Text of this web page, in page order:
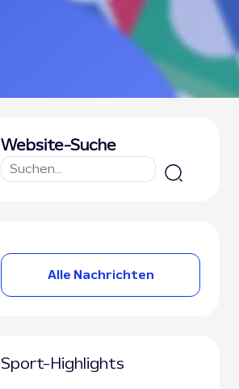
Website-Suche
Alle Nachrichten
Sport-Highlights